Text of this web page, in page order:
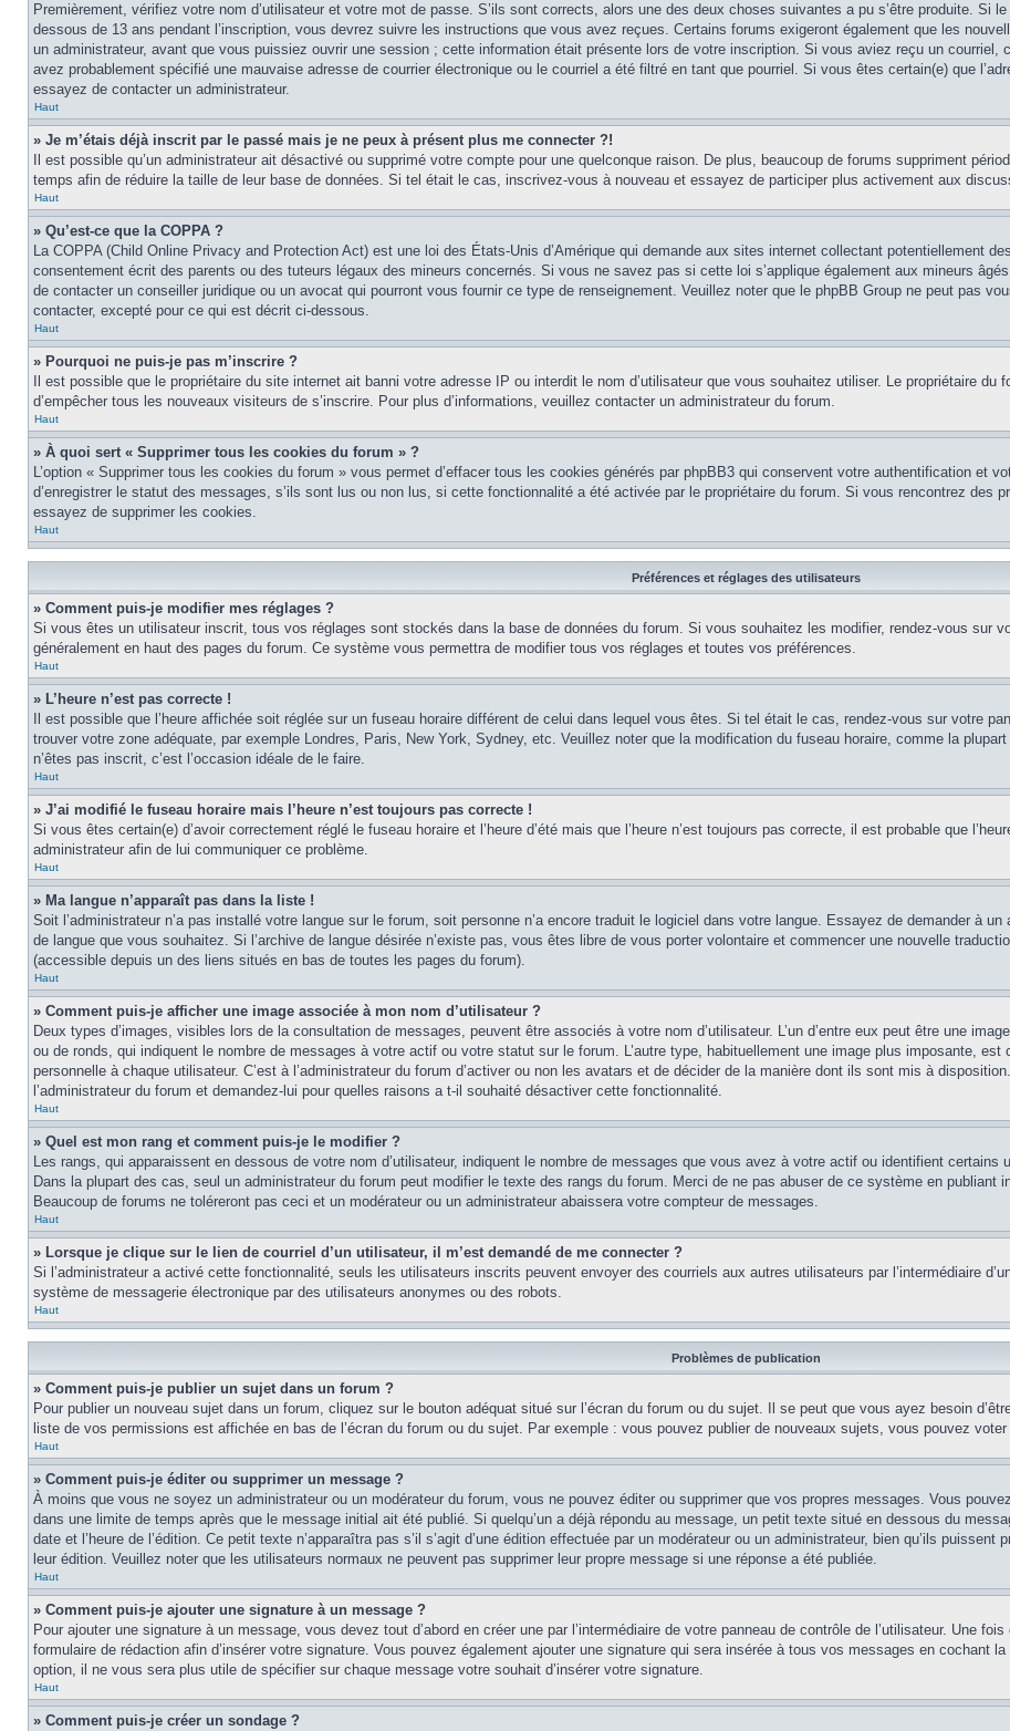
Premièrement, vérifiez votre nom d’utilisateur et votre mot de passe. S’ils sont corrects, alors une des deux choses suivantes a pu s’être produite. Si
dessous de 13 ans pendant l’inscription, vous devrez suivre les instructions que vous avez reçues. Certains forums exigeront également que les
un administrateur, avant que vous puissiez ouvrir une session ; cette information était présente lors de votre inscription. Si vous aviez reçu un
avez probablement spécifié une mauvaise adresse de courrier électronique ou le courriel a été filtré en tant que pourriel. Si vous êtes certain(e) que
essayez de contacter un administrateur.
Haut
» Je m’étais déjà inscrit par le passé mais je ne peux à présent plus me connecter ?!
Il est possible qu’un administrateur ait désactivé ou supprimé votre compte pour une quelconque raison. De plus, beaucoup de forums suppriment
temps afin de réduire la taille de leur base de données. Si tel était le cas, inscrivez-vous à nouveau et essayez de participer plus activement aux
Haut
» Qu’est-ce que la COPPA ?
La COPPA (Child Online Privacy and Protection Act) est une loi des États-Unis d’Amérique qui demande aux sites internet collectant potentiellement
consentement écrit des parents ou des tuteurs légaux des mineurs concernés. Si vous ne savez pas si cette loi s’applique également aux mineurs
de contacter un conseiller juridique ou un avocat qui pourront vous fournir ce type de renseignement. Veuillez noter que le phpBB Group ne peut pas
contacter, excepté pour ce qui est décrit ci-dessous.
Haut
» Pourquoi ne puis-je pas m’inscrire ?
Il est possible que le propriétaire du site internet ait banni votre adresse IP ou interdit le nom d’utilisateur que vous souhaitez utiliser. Le propriétaire
d’empêcher tous les nouveaux visiteurs de s’inscrire. Pour plus d’informations, veuillez contacter un administrateur du forum.
Haut
» À quoi sert « Supprimer tous les cookies du forum » ?
L’option « Supprimer tous les cookies du forum » vous permet d’effacer tous les cookies générés par phpBB3 qui conservent votre authentification et
d’enregistrer le statut des messages, s’ils sont lus ou non lus, si cette fonctionnalité a été activée par le propriétaire du forum. Si vous rencontrez des
essayez de supprimer les cookies.
Haut
Préférences et réglages des utilisateurs
» Comment puis-je modifier mes réglages ?
Si vous êtes un utilisateur inscrit, tous vos réglages sont stockés dans la base de données du forum. Si vous souhaitez les modifier, rendez-vous sur
généralement en haut des pages du forum. Ce système vous permettra de modifier tous vos réglages et toutes vos préférences.
Haut
» L’heure n’est pas correcte !
Il est possible que l’heure affichée soit réglée sur un fuseau horaire différent de celui dans lequel vous êtes. Si tel était le cas, rendez-vous sur votre
trouver votre zone adéquate, par exemple Londres, Paris, New York, Sydney, etc. Veuillez noter que la modification du fuseau horaire, comme la
n’êtes pas inscrit, c’est l’occasion idéale de le faire.
Haut
» J’ai modifié le fuseau horaire mais l’heure n’est toujours pas correcte !
Si vous êtes certain(e) d’avoir correctement réglé le fuseau horaire et l’heure d’été mais que l’heure n’est toujours pas correcte, il est probable que
administrateur afin de lui communiquer ce problème.
Haut
» Ma langue n’apparaît pas dans la liste !
Soit l’administrateur n’a pas installé votre langue sur le forum, soit personne n’a encore traduit le logiciel dans votre langue. Essayez de demander à
de langue que vous souhaitez. Si l’archive de langue désirée n’existe pas, vous êtes libre de vous porter volontaire et commencer une nouvelle
(accessible depuis un des liens situés en bas de toutes les pages du forum).
Haut
» Comment puis-je afficher une image associée à mon nom d’utilisateur ?
Deux types d’images, visibles lors de la consultation de messages, peuvent être associés à votre nom d’utilisateur. L’un d’entre eux peut être une
ou de ronds, qui indiquent le nombre de messages à votre actif ou votre statut sur le forum. L’autre type, habituellement une image plus imposante, est
personnelle à chaque utilisateur. C’est à l’administrateur du forum d’activer ou non les avatars et de décider de la manière dont ils sont mis à
l’administrateur du forum et demandez-lui pour quelles raisons a t-il souhaité désactiver cette fonctionnalité.
Haut
» Quel est mon rang et comment puis-je le modifier ?
Les rangs, qui apparaissent en dessous de votre nom d’utilisateur, indiquent le nombre de messages que vous avez à votre actif ou identifient
Dans la plupart des cas, seul un administrateur du forum peut modifier le texte des rangs du forum. Merci de ne pas abuser de ce système en publiant
Beaucoup de forums ne toléreront pas ceci et un modérateur ou un administrateur abaissera votre compteur de messages.
Haut
» Lorsque je clique sur le lien de courriel d’un utilisateur, il m’est demandé de me connecter ?
Si l’administrateur a activé cette fonctionnalité, seuls les utilisateurs inscrits peuvent envoyer des courriels aux autres utilisateurs par l’intermédiaire
système de messagerie électronique par des utilisateurs anonymes ou des robots.
Haut
Problèmes de publication
» Comment puis-je publier un sujet dans un forum ?
Pour publier un nouveau sujet dans un forum, cliquez sur le bouton adéquat situé sur l’écran du forum ou du sujet. Il se peut que vous ayez besoin
liste de vos permissions est affichée en bas de l’écran du forum ou du sujet. Par exemple : vous pouvez publier de nouveaux sujets, vous pouvez
Haut
» Comment puis-je éditer ou supprimer un message ?
À moins que vous ne soyez un administrateur ou un modérateur du forum, vous ne pouvez éditer ou supprimer que vos propres messages. Vous
dans une limite de temps après que le message initial ait été publié. Si quelqu’un a déjà répondu au message, un petit texte situé en dessous du
date et l’heure de l’édition. Ce petit texte n’apparaîtra pas s’il s’agit d’une édition effectuée par un modérateur ou un administrateur, bien qu’ils
leur édition. Veuillez noter que les utilisateurs normaux ne peuvent pas supprimer leur propre message si une réponse a été publiée.
Haut
» Comment puis-je ajouter une signature à un message ?
Pour ajouter une signature à un message, vous devez tout d’abord en créer une par l’intermédiaire de votre panneau de contrôle de l’utilisateur. Une
formulaire de rédaction afin d’insérer votre signature. Vous pouvez également ajouter une signature qui sera insérée à tous vos messages en cochant
option, il ne vous sera plus utile de spécifier sur chaque message votre souhait d’insérer votre signature.
Haut
» Comment puis-je créer un sondage ?